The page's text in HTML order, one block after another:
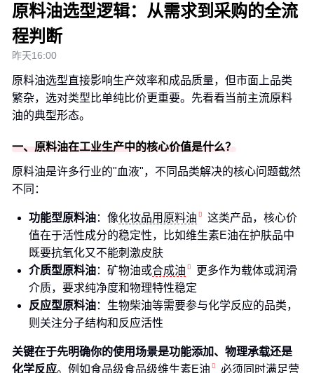
原料油选型逻辑：从需求到采购的全流
程判断
昨天16:00
原料油选型直接影响生产效率和成品质量，但市面上品类
繁杂，选对类型比单纯比价更重要。先看看当前主流原料
油的典型形态。
一、原料油在工业生产中的核心价值是什么？
原料油是许多行业的"血液"，不同品类解决的核心问题截然
不同：
功能型原料油：像化妆品用原料油
这类产品，核心价
值在于活性成分的稳定性，比如维生素E油在护肤品中
既要抗氧化又不能刺激皮肤
介质型原料油：矿物油或合成油
更多作为载体或润滑
介质，要求纯净度和物理特性稳定
反应型原料油：生物柴油等需要参与化学反应的品类，
则关注分子结构和反应活性
关键在于先明确你的使用场景是功能添加、物理承载还是
化学反应。例如食品级食品级维生素E油
必须同时满足营